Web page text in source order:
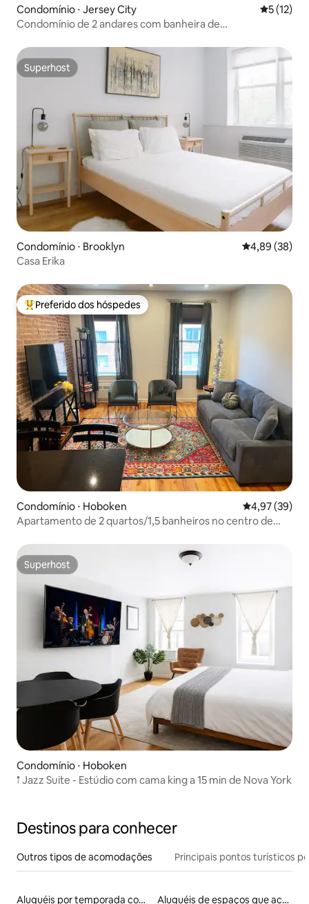
Condomínio ⋅ Jersey City 5 de uma
5 (12)
Condomínio de 2 andares com banheira de
Superhost
Superhost
Condomínio ⋅ Brooklyn 4,89 de uma
4,89 (38)
Casa Erika
Entre os melhores preferidos dos hóspedes
Preferido dos hóspedes
Condomínio ⋅ Hoboken 4,97 de uma
4,97 (39)
Apartamento de 2 quartos/1,5 banheiros no centro de
Superhost
Superhost
Condomínio ⋅ Hoboken
𖡡 Jazz Suite - Estúdio com cama king a 15 min de Nova York
Destinos para conhecer
Outros tipos de acomodações Principais pontos turísticos
Aluguéis por temporada com banheira de hidromassagem
Aluguéis de espaços que aceitam animais de estimação